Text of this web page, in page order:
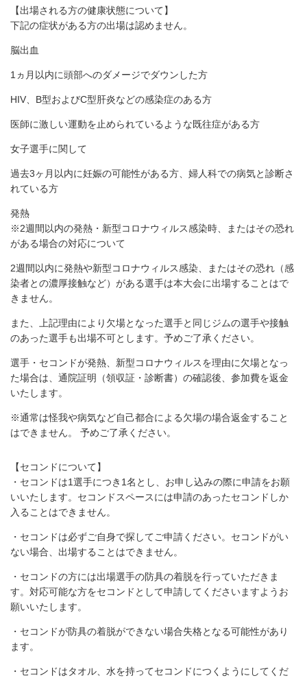
【出場される方の健康状態について】
下記の症状がある方の出場は認めません。
脳出血
1ヵ月以内に頭部へのダメージでダウンした方
HIV、B型およびC型肝炎などの感染症のある方
医師に激しい運動を止められているような既往症がある方
女子選手に関して
過去3ヶ月以内に妊娠の可能性がある方、婦人科での病気と診断さ
れている方
発熱
※2週間以内の発熱・新型コロナウィルス感染時、またはその恐れ
がある場合の対応について
2週間以内に発熱や新型コロナウィルス感染、またはその恐れ（感
染者との濃厚接触など）がある選手は本大会に出場することはで
きません。
また、上記理由により欠場となった選手と同じジムの選手や接触
のあった選手も出場不可とします。予めご了承ください。
選手・セコンドが発熱、新型コロナウィルスを理由に欠場となっ
た場合は、通院証明（領収証・診断書）の確認後、参加費を返金
いたします。
※通常は怪我や病気など自己都合による欠場の場合返金すること
はできません。 予めご了承ください。
【セコンドについて】
・セコンドは1選手につき1名とし、お申し込みの際に申請をお願
いいたします。セコンドスペースには申請のあったセコンドしか
入ることはできません。
・セコンドは必ずご自身で探してご申請ください。セコンドがい
ない場合、出場することはできません。
・セコンドの方には出場選手の防具の着脱を行っていただきま
す。対応可能な方をセコンドとして申請してくださいますようお
願いいたします。
・セコンドが防具の着脱ができない場合失格となる可能性があり
ます。
・セコンドはタオル、水を持ってセコンドにつくようにしてくだ